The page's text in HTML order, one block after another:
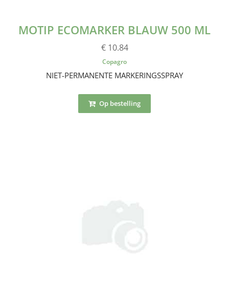
MOTIP ECOMARKER BLAUW 500 ML
€ 10.84
Copagro
NIET-PERMANENTE MARKERINGSSPRAY
Op bestelling